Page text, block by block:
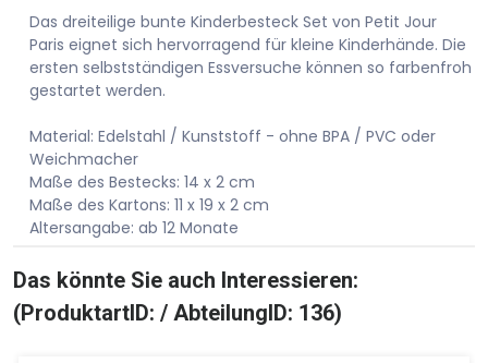
Das dreiteilige bunte Kinderbesteck Set von Petit Jour
Paris eignet sich hervorragend für kleine Kinderhände. Die
ersten selbstständigen Essversuche können so farbenfroh
gestartet werden.
Material: Edelstahl / Kunststoff - ohne BPA / PVC oder
Weichmacher
Maße des Bestecks: 14 x 2 cm
Maße des Kartons: 11 x 19 x 2 cm
Altersangabe: ab 12 Monate
Das könnte Sie auch Interessieren:
(ProduktartID: / AbteilungID: 136)